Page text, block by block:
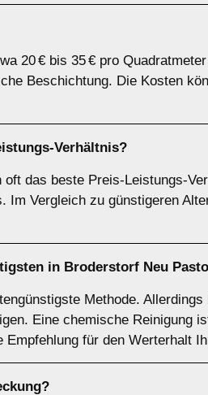
20 € bis 35 € pro
Beschichtung. Die Kosten
Verhältnis?
das beste Preis-Leistungs-
Vergleich zu günstigeren
in Broderstorf Neu
Methode.
Eine chemische Reinigung
für den Werterhalt